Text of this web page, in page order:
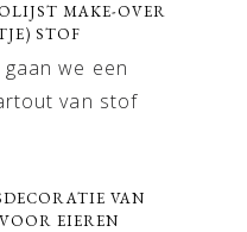
MAKE-OVER
STOF
gaan we een
van stof
VAN
EIEREN